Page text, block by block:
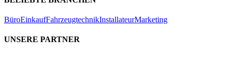
BüroEinkaufFahrzeugtechnikInstallateurMarketing
UNSERE PARTNER